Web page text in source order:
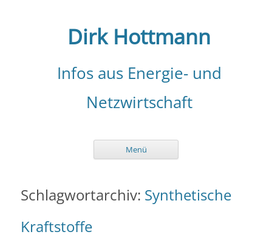
Dirk Hottmann
Infos aus Energie- und
Netzwirtschaft
Menü
Schlagwortarchiv: Synthetische
Kraftstoffe